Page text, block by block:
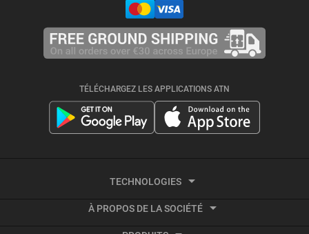
TÉLÉCHARGEZ LES APPLICATIONS ATN
TECHNOLOGIES
Imagerie thermiqueÀ PROPOS DE LA SOCIÉTÉ